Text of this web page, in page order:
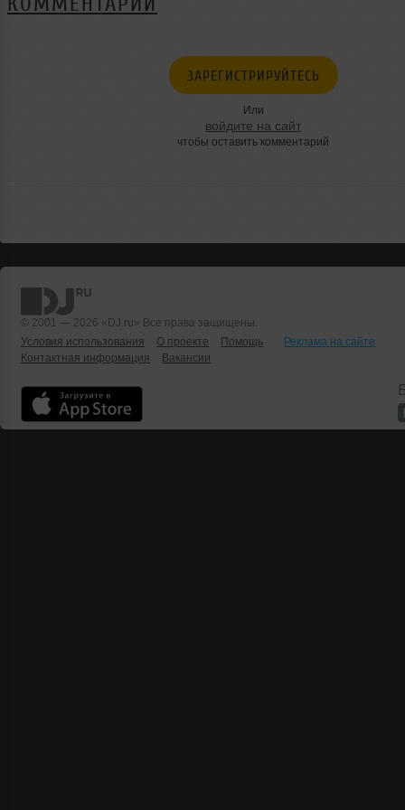
ЗАРЕГИСТРИРУЙТЕСЬ
Или
войдите на сайт
чтобы оставить комментарий
© 2001 — 2026 «DJ.ru» Все права защищены.
Условия использования
О проекте Помощь
Реклама на сайте
Контактная информация
Вакансии